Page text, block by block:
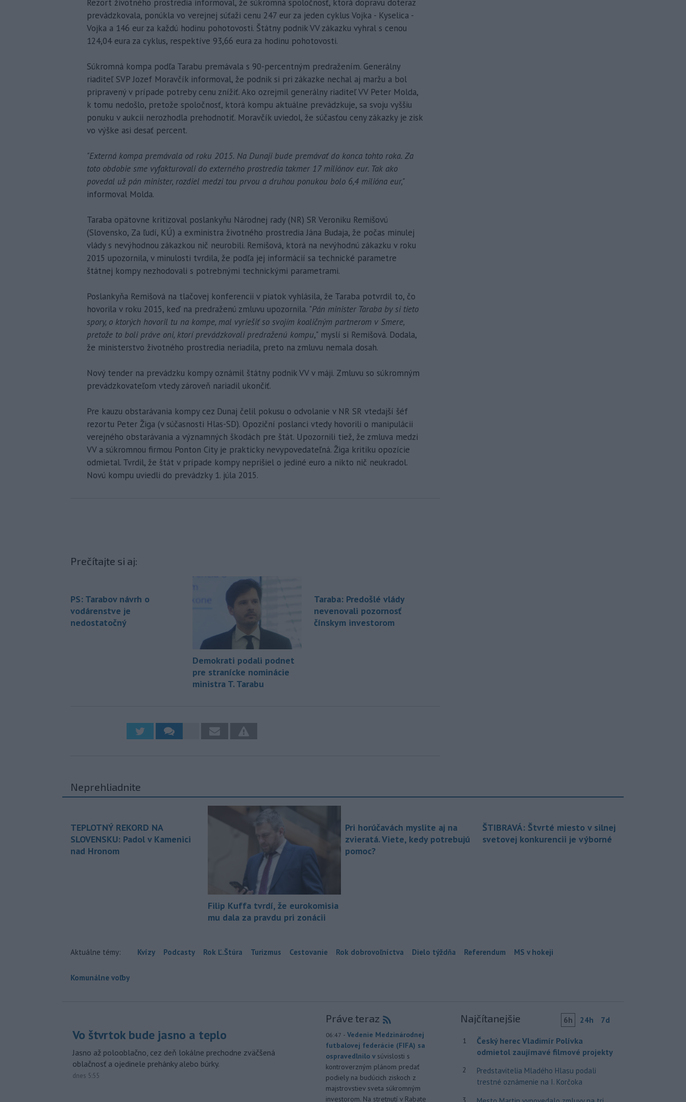
Rezort životného prostredia informoval, že súkromná spoločnosť, ktorá dopravu doteraz
prevádzkovala, ponúkla vo verejnej súťaži cenu 247 eur za jeden cyklus Vojka - Kyselica -
Vojka a 146 eur za každú hodinu pohotovosti. Štátny podnik VV zákazku vyhral s cenou
124,04 eura za cyklus, respektíve 93,66 eura za hodinu pohotovosti.
Súkromná kompa podľa Tarabu premávala s 90-percentným predražením. Generálny
riaditeľ SVP Jozef Moravčík informoval, že podnik si pri zákazke nechal aj maržu a bol
pripravený v prípade potreby cenu znížiť. Ako ozrejmil generálny riaditeľ VV Peter Molda,
k tomu nedošlo, pretože spoločnosť, ktorá kompu aktuálne prevádzkuje, sa svoju vyššiu
ponuku v aukcii nerozhodla prehodnotiť. Moravčík uviedol, že súčasťou ceny zákazky je zisk
vo výške asi desať percent.
"Externá kompa premávala od roku 2015. Na Dunaji bude premávať do konca tohto roka. Za
toto obdobie sme vyfakturovali do externého prostredia takmer 17 miliónov eur. Tak ako
povedal už pán minister, rozdiel medzi tou prvou a druhou ponukou bolo 6,4 milióna eur,"
informoval Molda.
Taraba opätovne kritizoval poslankyňu Národnej rady (NR) SR Veroniku Remišovú
(Slovensko, Za ľudí, KÚ) a exministra životného prostredia Jána Budaja, že počas minulej
vlády s nevýhodnou zákazkou nič neurobili. Remišová, ktorá na nevýhodnú zákazku v roku
2015 upozornila, v minulosti tvrdila, že podľa jej informácií sa technické parametre
štátnej kompy nezhodovali s potrebnými technickými parametrami.
Poslankyňa Remišová na tlačovej konferencii v piatok vyhlásila, že Taraba potvrdil to, čo
hovorila v roku 2015, keď na predraženú zmluvu upozornila. "Pán minister Taraba by si tieto
spory, o ktorých hovoril tu na kompe, mal vyriešiť so svojím koaličným partnerom v Smere,
pretože to boli práve oni, ktorí prevádzkovali predraženú kompu," myslí si Remišová. Dodala,
že ministerstvo životného prostredia neriadila, preto na zmluvu nemala dosah.
Nový tender na prevádzku kompy oznámil štátny podnik VV v máji. Zmluvu so súkromným
prevádzkovateľom vtedy zároveň nariadil ukončiť.
Pre kauzu obstarávania kompy cez Dunaj čelil pokusu o odvolanie v NR SR vtedajší šéf
rezortu Peter Žiga (v súčasnosti Hlas-SD). Opoziční poslanci vtedy hovorili o manipulácii
verejného obstarávania a významných škodách pre štát. Upozornili tiež, že zmluva medzi
VV a súkromnou firmou Ponton City je prakticky nevypovedateľná. Žiga kritiku opozície
odmietal. Tvrdil, že štát v prípade kompy neprišiel o jediné euro a nikto nič neukradol.
Novú kompu uviedli do prevádzky 1. júla 2015.
Prečítajte si aj:
PS: Tarabov návrh o
vodárenstve je
nedostatočný
Demokrati podali podnet
pre stranícke nominácie
ministra T. Tarabu
Taraba: Predošlé vlády
nevenovali pozornosť
čínskym investorom
Neprehliadnite
TEPLOTNÝ REKORD NA
SLOVENSKU: Padol v Kamenici
nad Hronom
Filip Kuffa tvrdí, že eurokomisia
mu dala za pravdu pri zonácii
Pri horúčavách myslite aj na
zvieratá. Viete, kedy potrebujú
pomoc?
ŠTIBRAVÁ: Štvrté miesto v silnej
svetovej konkurencii je výborné
Aktuálne témy: Kvízy Podcasty Rok Ľ.Štúra Turizmus Cestovanie Rok dobrovoľníctva Dielo týždňa Referendum MS v hokeji
Komunálne voľby
Vo štvrtok bude jasno a teplo
Jasno až polooblačno, cez deň lokálne prechodne zväčšená
oblačnosť a ojedinele prehánky alebo búrky.
dnes 5:55
Práve teraz
06:47 - Vedenie Medzinárodnej
futbalovej federácie (FIFA) sa
ospravedlnilo v súvislosti s
kontroverzným plánom predať
podiely na budúcich ziskoch z
majstrovstiev sveta súkromným
investorom. Na stretnutí v Rabate
Najčítanejšie 6h 24h 7d
1
Český herec Vladimír Polívka
odmietol zaujímavé filmové projekty
2
Predstavitelia Mladého Hlasu podali
trestné oznámenie na I. Korčoka
3